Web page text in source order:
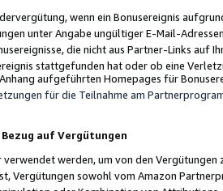
wenn ein Bonusereignis
unter Angabe ungültiger E-Mail-
die nicht aus Partner-Links auf
stattgefunden hat oder ob eine
aufgeführten Homepages für
für die Teilnahme am
auf Vergütungen
werden, um von den
Vergütungen sowohl vom Amazon